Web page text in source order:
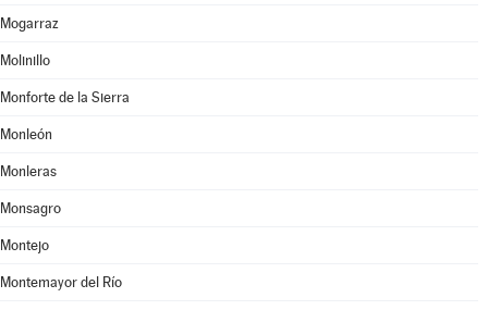
Mogarraz
Molinillo
Monforte de la Sierra
Monleón
Monleras
Monsagro
Montejo
Montemayor del Río